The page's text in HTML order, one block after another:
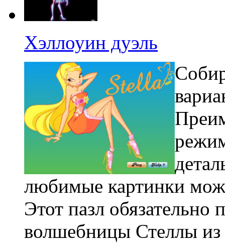
Хэллоуин дуэль
любимые картинки
Этот пазл
волшебницы Стеллы из